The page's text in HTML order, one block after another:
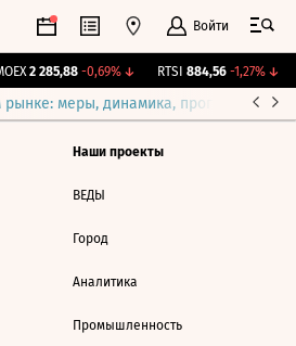
Войти
2 285,88 -0,69%↓ RTSI 884,56 -1,27%↓
меры, динамика, прогнозы
Наши проекты
ВЕДЫ
Город
Аналитика
Промышленность